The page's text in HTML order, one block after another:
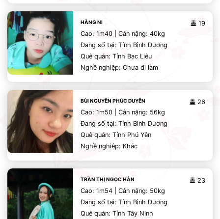
19
HẰNG NI
Cao: 1m40 | Cân nặng: 40kg
Đang số tại: Tỉnh Bình Dương
Quê quán: Tỉnh Bạc Liêu
Nghề nghiệp: Chưa đi làm
26
BÙI NGUYÊN PHÚC DUYÊN
Cao: 1m50 | Cân nặng: 56kg
Đang số tại: Tỉnh Bình Dương
Quê quán: Tỉnh Phú Yên
Nghề nghiệp: Khác
23
TRẦN THỊ NGỌC HÂN
Cao: 1m54 | Cân nặng: 50kg
Đang số tại: Tỉnh Bình Dương
Quê quán: Tỉnh Tây Ninh